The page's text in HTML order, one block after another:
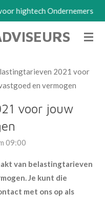
hightech Ondernemers
2021 voor
en vermogen
voor jouw
09:00
van belastingtarieven
Je kunt die
met ons op als